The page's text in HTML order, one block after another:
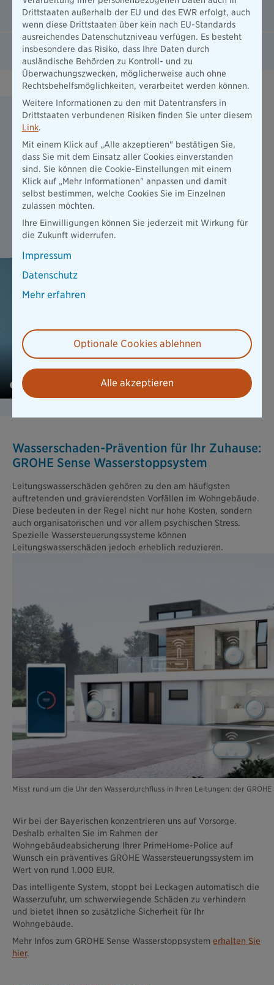
Unfallversicherung ExistenzBudget
Rechtsschutz
Vorsorgebudget: Eine Versicherung, die
mit anpackt.
Schützen Sie Ihr Zuhause aktiv mit dem Vorsorgebudget
der PrimeHome-Police.
Alle 3 Jahre erhalten Sie einen Zuschuss für präventive
Maßnahmen zur Schadensverhütung und für mehr
Sicherheit. Das Budget können Sie bei Abschluss einer
Hausrat-, Wohngebäude- oder Unfallversicherung nutzen.
Mehr zum Vorsorgebudget erfahren
Wasserschaden-Prävention für Ihr Zuhause:
GROHE Sense Wasserstoppsystem
Leitungswasserschäden gehören zu den am häufigsten
auftretenden und gravierendsten Vorfällen im Wohngebäude.
Diese bedeuten in der Regel nicht nur hohe Kosten, sondern
auch organisatorischen und vor allem psychischen Stress.
Spezielle Wassersteuerungssysteme können
Leitungswasserschäden jedoch erheblich reduzieren.
Misst rund um die Uhr den Wasserdurchfluss in Ihren Leitungen: der GROHE
Wir bei der Bayerischen konzentrieren uns auf Vorsorge.
Deshalb erhalten Sie im Rahmen der
Wohngebäudeabsicherung Ihrer PrimeHome-Police auf
Wunsch ein präventives GROHE Wassersteuerungssystem im
Wert von rund 1.000 EUR.
Das intelligente System, stoppt bei Leckagen automatisch die
Wasserzufuhr, um schwerwiegende Schäden zu verhindern
und bietet Ihnen so zusätzliche Sicherheit für Ihr
Wohngebäude.
Mehr Infos zum GROHE Sense Wasserstoppsystem erhalten Sie
hier.
Drittstaaten außerhalb der EU und des EWR erfolgt, auch
wenn diese Drittstaaten über kein nach EU-Standards
ausreichendes Datenschutzniveau verfügen. Es besteht
insbesondere das Risiko, dass Ihre Daten durch
ausländische Behörden zu Kontroll- und zu
Überwachungszwecken, möglicherweise auch ohne
Rechtsbehelfsmöglichkeiten, verarbeitet werden können.
Weitere Informationen zu den mit Datentransfers in
Drittstaaten verbundenen Risiken finden Sie unter diesem
Link.
Mit einem Klick auf „Alle akzeptieren" bestätigen Sie,
dass Sie mit dem Einsatz aller Cookies einverstanden
sind. Sie können die Cookie-Einstellungen mit einem
Klick auf „Mehr Informationen" anpassen und damit
selbst bestimmen, welche Cookies Sie im Einzelnen
zulassen möchten.
Ihre Einwilligungen können Sie jederzeit mit Wirkung für
die Zukunft widerrufen.
Impressum
Datenschutz
Mehr erfahren
Optionale Cookies ablehnen
Alle akzeptieren